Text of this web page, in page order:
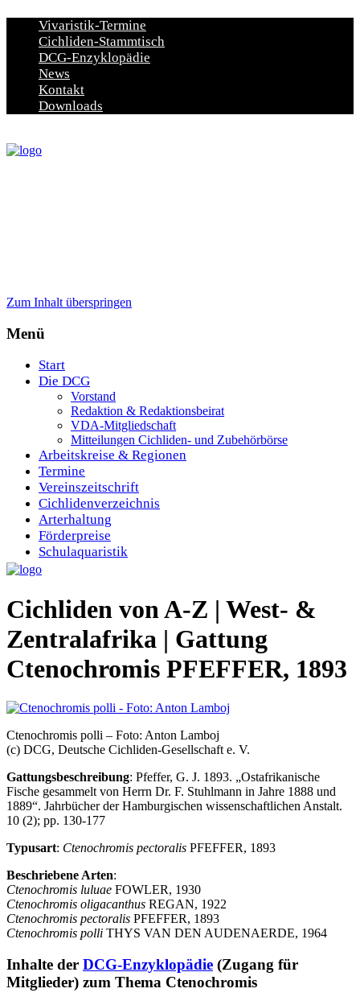
Vivaristik-Termine
Cichliden-Stammtisch
DCG-Enzyklopädie
News
Kontakt
Downloads
Zum Inhalt überspringen
Menü
Start
Die DCG
Vorstand
Redaktion & Redaktionsbeirat
VDA-Mitgliedschaft
Mitteilungen Cichliden- und Zubehörbörse
Arbeitskreise & Regionen
Termine
Vereinszeitschrift
Cichlidenverzeichnis
Arterhaltung
Förderpreise
Schulaquaristik
Cichliden von A-Z | West- &
Zentralafrika | Gattung
Ctenochromis PFEFFER, 1893
Ctenochromis polli – Foto: Anton Lamboj
(c) DCG, Deutsche Cichliden-Gesellschaft e. V.
Gattungsbeschreibung: Pfeffer, G. J. 1893. „Ostafrikanische
Fische gesammelt von Herrn Dr. F. Stuhlmann in Jahre 1888 und
1889“. Jahrbücher der Hamburgischen wissenschaftlichen Anstalt.
10 (2); pp. 130-177
Typusart: Ctenochromis pectoralis PFEFFER, 1893
Beschriebene Arten:
Ctenochromis luluae FOWLER, 1930
Ctenochromis oligacanthus REGAN, 1922
Ctenochromis pectoralis PFEFFER, 1893
Ctenochromis polli THYS VAN DEN AUDENAERDE, 1964
Inhalte der DCG-Enzyklopädie (Zugang für
Mitglieder) zum Thema Ctenochromis